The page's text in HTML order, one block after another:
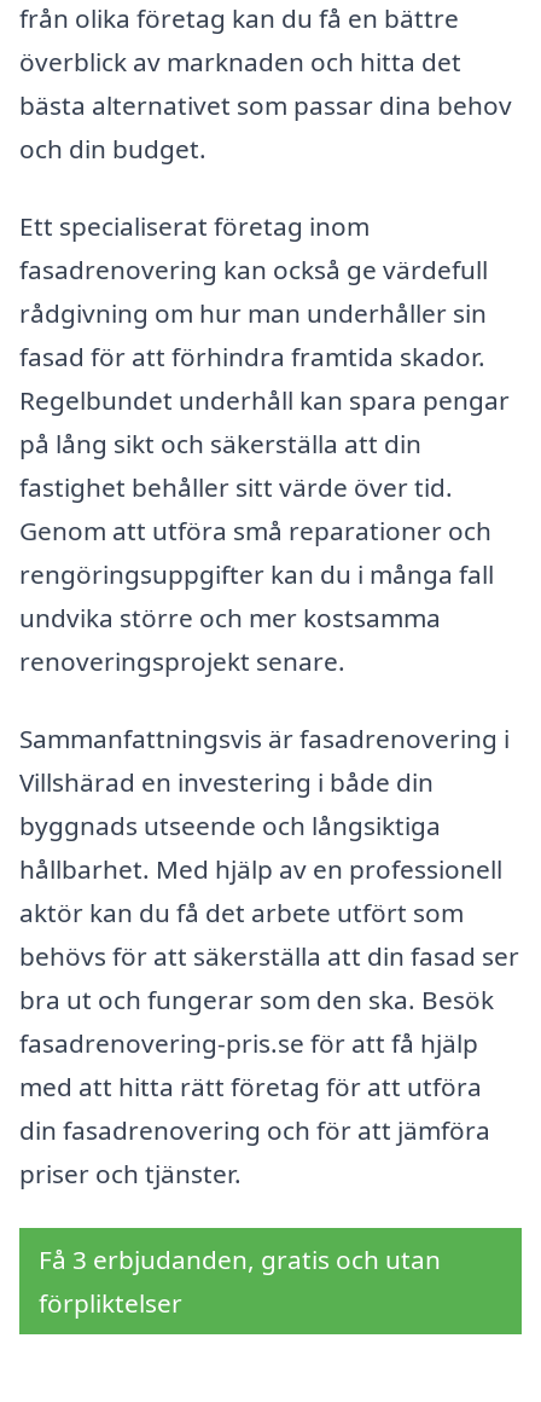
från olika företag kan du få en bättre
överblick av marknaden och hitta det
bästa alternativet som passar dina behov
och din budget.
Ett specialiserat företag inom
fasadrenovering kan också ge värdefull
rådgivning om hur man underhåller sin
fasad för att förhindra framtida skador.
Regelbundet underhåll kan spara pengar
på lång sikt och säkerställa att din
fastighet behåller sitt värde över tid.
Genom att utföra små reparationer och
rengöringsuppgifter kan du i många fall
undvika större och mer kostsamma
renoveringsprojekt senare.
Sammanfattningsvis är fasadrenovering i
Villshärad en investering i både din
byggnads utseende och långsiktiga
hållbarhet. Med hjälp av en professionell
aktör kan du få det arbete utfört som
behövs för att säkerställa att din fasad ser
bra ut och fungerar som den ska. Besök
fasadrenovering-pris.se för att få hjälp
med att hitta rätt företag för att utföra
din fasadrenovering och för att jämföra
priser och tjänster.
Få 3 erbjudanden, gratis och utan
förpliktelser